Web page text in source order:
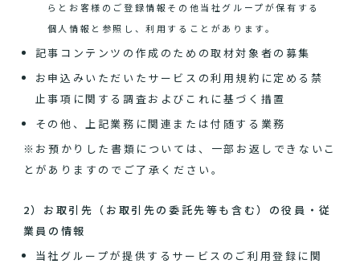
らとお客様のご登録情報その他当社グループが保有する
個人情報と参照し、利用することがあります。
記事コンテンツの作成のための取材対象者の募集
お申込みいただいたサービスの利用規約に定める禁
止事項に関する調査およびこれに基づく措置
その他、上記業務に関連または付随する業務
※お預かりした書類については、一部お返しできないこ
とがありますのでご了承ください。
2）お取引先（お取引先の委託先等も含む）の役員・従
業員の情報
当社グループが提供するサービスのご利用登録に関